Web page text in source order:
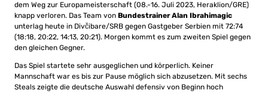
dem Weg zur Europameisterschaft (08.-16. Juli 2023, Heraklion/GRE)
knapp verloren. Das Team von Bundestrainer Alan Ibrahimagic
unterlag heute in Divčibare/SRB gegen Gastgeber Serbien mit 72:74
(18:18, 20:22, 14:13, 20:21). Morgen kommt es zum zweiten Spiel gegen
den gleichen Gegner.
Das Spiel startete sehr ausgeglichen und körperlich. Keiner
Mannschaft war es bis zur Pause möglich sich abzusetzen. Mit sechs
Steals zeigte die deutsche Auswahl defensiv von Beginn hoch